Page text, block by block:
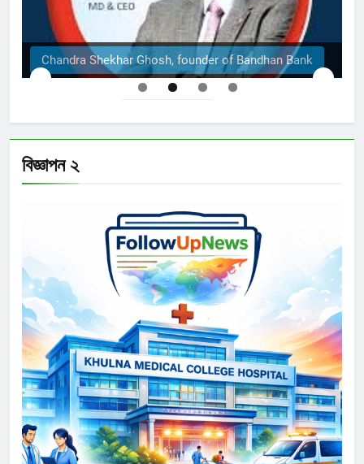
The Structural Engineers Ltd | Dhaka
বিজ্ঞাপন ২